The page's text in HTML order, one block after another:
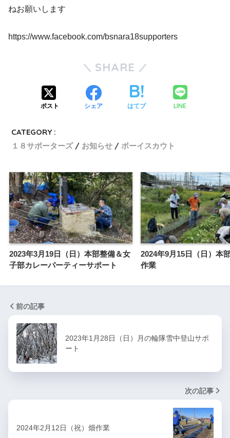
ねお願いします
https://www.facebook.com/bsnara18supporters
SHARE
ポスト シェア はてブ LINE
CATEGORY :
１８サポーターズ
お知らせ ボーイスカウト
2023年3月19日（日）本部整備＆女
子部カレーパーティーサポート
2024年9月15日（日）本
作業
前の記事
2023年1月28日（日）月の輪隊雪中登山サポ
ート
次の記事
2024年2月12日（祝）畑作業